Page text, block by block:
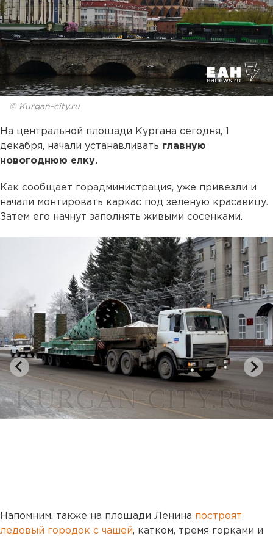
© Kurgan-city.ru
На центральной площади Кургана сегодня, 1
декабря, начали устанавливать главную
новогоднюю елку.
Как сообщает горадминистрация, уже привезли и
начали монтировать каркас под зеленую красавицу.
Затем его начнут заполнять живыми сосенками.
Напомним, также на площади Ленина построят
ледовый городок с чашей, катком, тремя горками и